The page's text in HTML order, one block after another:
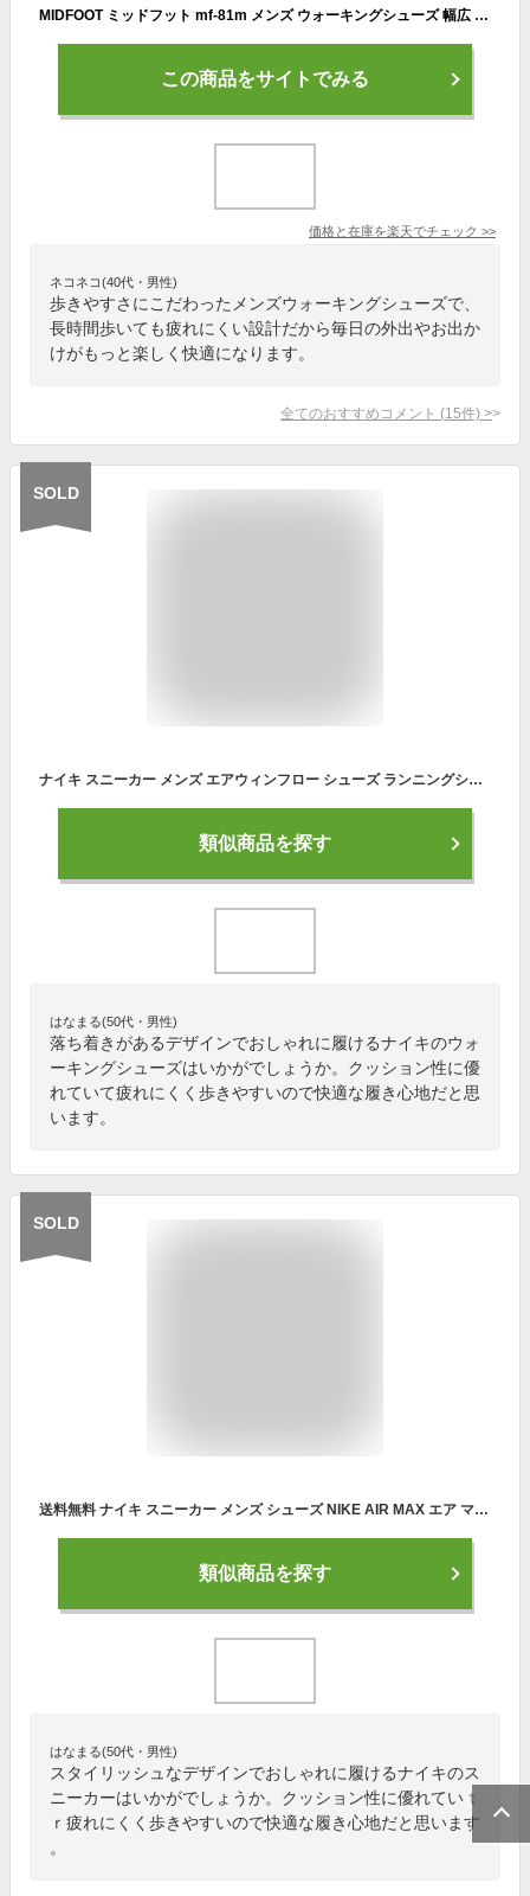
MIDFOOT ミッドフット mf-81m メンズ ウォーキングシューズ 幅広 4E 軽量 クッション 健康スニーカー リカバリーシューズ
この商品をサイトでみる
価格と在庫を楽天でチェック >>
ネコネコ(40代・男性)
歩きやすさにこだわったメンズウォーキングシューズで、
長時間歩いても疲れにくい設計だから毎日の外出やお出か
けがもっと楽しく快適になります。
全てのおすすめコメント (15件) >
SOLD
ナイキ スニーカー メンズ エアウィンフロー シューズ ランニングシューズ ジョギングシューズ ウォーキングシューズ ランニング マラソン NIKE ロード FJ9509002 黒 ブラック 新作 大きいサイズ 有 スポーツ おしゃれ ブランド
類似商品を探す
はなまる(50代・男性)
落ち着きがあるデザインでおしゃれに履けるナイキのウォ
ーキングシューズはいかがでしょうか。クッション性に優
れていて疲れにくく歩きやすいので快適な履き心地だと思
います。
SOLD
送料無料 ナイキ スニーカー メンズ シューズ NIKE AIR MAX エア マックス AP | スポーツカジュアル ローカット 男性 靴 スポーティ くつ クツ ウォーキングシューズ ジョギングシューズ スポーツシューズ 運動 運動靴 ランシュー 体育館シューズ ジョギング CU4826-002
類似商品を探す
はなまる(50代・男性)
スタイリッシュなデザインでおしゃれに履けるナイキのス
ニーカーはいかがでしょうか。クッション性に優れていｔ
ｒ疲れにくく歩きやすいので快適な履き心地だと思います
。